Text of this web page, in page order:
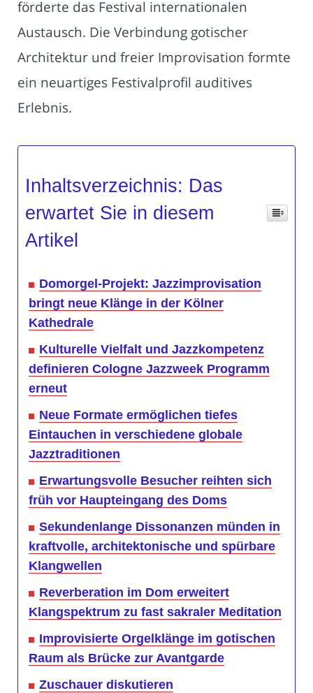
förderte das Festival internationalen
Austausch. Die Verbindung gotischer
Architektur und freier Improvisation formte
ein neuartiges Festivalprofil auditives
Erlebnis.
Inhaltsverzeichnis: Das
erwartet Sie in diesem
Artikel
Domorgel-Projekt: Jazzimprovisation
bringt neue Klänge in der Kölner
Kathedrale
Kulturelle Vielfalt und Jazzkompetenz
definieren Cologne Jazzweek Programm
erneut
Neue Formate ermöglichen tiefes
Eintauchen in verschiedene globale
Jazztraditionen
Erwartungsvolle Besucher reihten sich
früh vor Haupteingang des Doms
Sekundenlange Dissonanzen münden in
kraftvolle, architektonische und spürbare
Klangwellen
Reverberation im Dom erweitert
Klangspektrum zu fast sakraler Meditation
Improvisierte Orgelklänge im gotischen
Raum als Brücke zur Avantgarde
Zuschauer diskutieren